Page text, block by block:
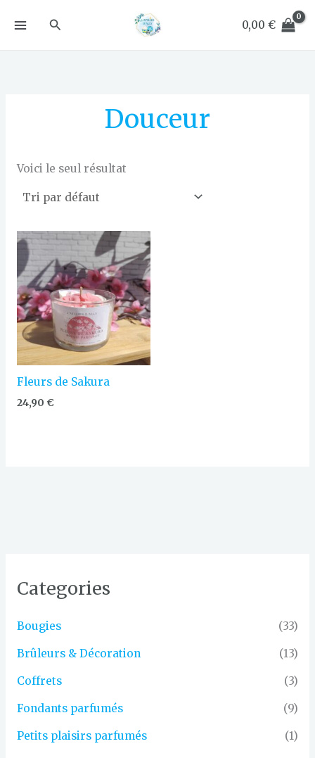
Rechercher 0,00 €
Categories
Bougies (33)
Brûleurs & Décoration (13)
Coffrets (3)
Fondants parfumés (9)
Petits plaisirs parfumés (1)
Douceur
Voici le seul résultat
Fleurs de Sakura
24,90 €